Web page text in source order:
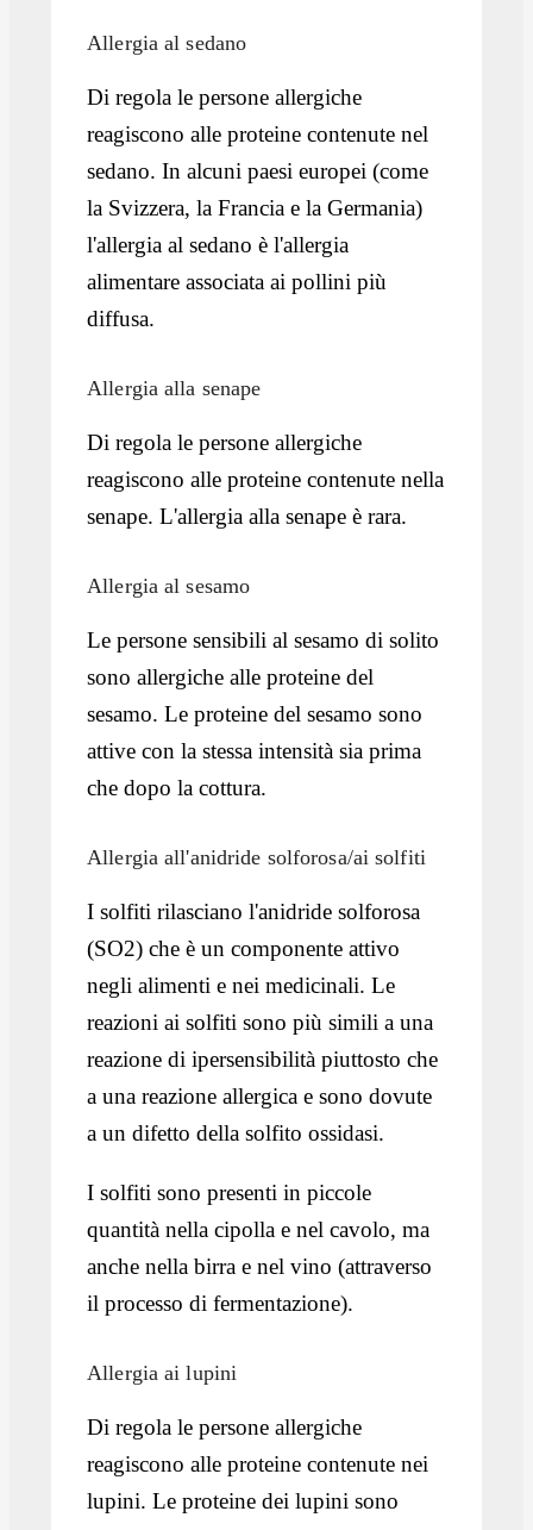
Allergia al sedano
Di regola le persone allergiche
reagiscono alle proteine contenute nel
sedano. In alcuni paesi europei (come
la Svizzera, la Francia e la Germania)
l'allergia al sedano è l'allergia
alimentare associata ai pollini più
diffusa.
Allergia alla senape
Di regola le persone allergiche
reagiscono alle proteine contenute nella
senape. L'allergia alla senape è rara.
Allergia al sesamo
Le persone sensibili al sesamo di solito
sono allergiche alle proteine del
sesamo. Le proteine del sesamo sono
attive con la stessa intensità sia prima
che dopo la cottura.
Allergia all'anidride solforosa/ai solfiti
I solfiti rilasciano l'anidride solforosa
(SO2) che è un componente attivo
negli alimenti e nei medicinali. Le
reazioni ai solfiti sono più simili a una
reazione di ipersensibilità piuttosto che
a una reazione allergica e sono dovute
a un difetto della solfito ossidasi.
I solfiti sono presenti in piccole
quantità nella cipolla e nel cavolo, ma
anche nella birra e nel vino (attraverso
il processo di fermentazione).
Allergia ai lupini
Di regola le persone allergiche
reagiscono alle proteine contenute nei
lupini. Le proteine dei lupini sono